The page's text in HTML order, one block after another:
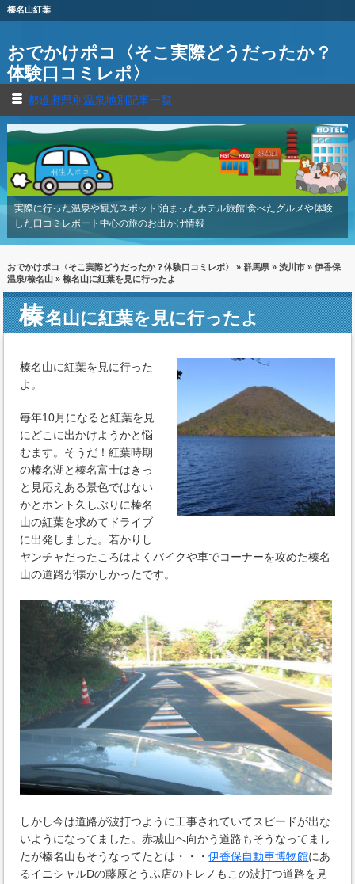
榛名山紅葉
おでかけポコ〈そこ実際どうだったか？
体験口コミレポ〉
都道府県別温泉地別記事一覧
実際に行った温泉や観光スポット!泊まったホテル旅館!食べたグルメや体験
した口コミレポート中心の旅のお出かけ情報
おでかけポコ〈そこ実際どうだったか？体験口コミレポ〉 » 群馬県» 渋川市» 伊香保
温泉/榛名山» 榛名山に紅葉を見に行ったよ
榛名山に紅葉を見に行ったよ
榛名山に紅葉を見に行った
よ。
毎年10月になると紅葉を見
にどこに出かけようかと悩
むます。そうだ！紅葉時期
の榛名湖と榛名富士はきっ
と見応えある景色ではない
かとホント久しぶりに榛名
山の紅葉を求めてドライブ
に出発しました。若かりし
ヤンチャだったころはよくバイクや車でコーナーを攻めた榛名
山の道路が懐かしかったです。
しかし今は道路が波打つように工事されていてスピードが出な
いようになってました。赤城山へ向かう道路もそうなってまし
たが榛名山もそうなってたとは・・・伊香保自動車博物館にあ
るイニシャルDの藤原とうふ店のトレノもこの波打つ道路を見